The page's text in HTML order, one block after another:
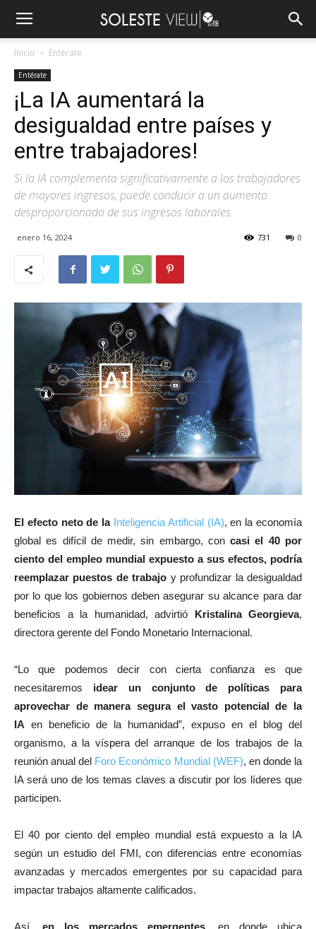
Inicio Entérate
Entérate
¡La IA aumentará la
desigualdad entre países y
entre trabajadores!
Si la IA complementa significativamente a los trabajadores
de mayores ingresos, puede conducir a un aumento
desproporcionado de sus ingresos laborales.
enero 16, 2024 0
731
El efecto neto de la Inteligencia Artificial (IA), en la economía
global es difícil de medir, sin embargo, concasi el 40 por
ciento del empleo mundial expuesto a sus efectos, podría
reemplazar puestos de trabajo y profundizar la desigualdad
por lo que los gobiernos deben asegurar su alcance para dar
beneficios a la humanidad, advirtió Kristalina Georgieva,
directora gerente del Fondo Monetario Internacional.
“Lo que podemos decir con cierta confianza es que
necesitaremos idear un conjunto de políticas para
aprovechar de manera segura el vasto potencial de la
IA en beneficio de la humanidad”, expuso en el blog del
organismo, a la víspera del arranque de los trabajos de la
reunión anual del Foro Económico Mundial (WEF), en donde la
IA será uno de los temas claves a discutir por los líderes que
participen.
El 40 por ciento del empleo mundial está expuesto a la IA
según un estudio del FMI, con diferencias entre economías
avanzadas y mercados emergentes por su capacidad para
impactar trabajos altamente calificados.
Así, en los mercados emergentes, en donde ubica